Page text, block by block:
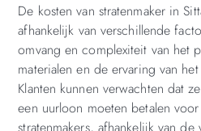
De kosten van stratenmaker in
afhankelijk van verschillende
omvang en complexiteit van het
materialen en de ervaring van
Klanten kunnen verwachten dat
een uurloon moeten betalen
stratenmakers, afhankelijk van